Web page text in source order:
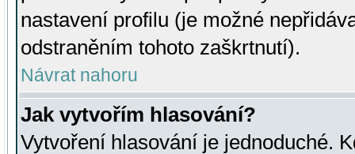
nastavení profilu (je možné
odstraněním tohoto zaškrtnutí).
Návrat nahoru
Jak vytvořím hlasování?
Vytvoření hlasování je jednoduché.